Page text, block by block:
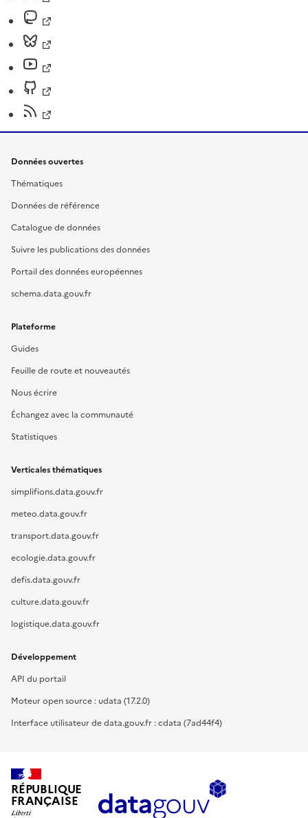
Données ouvertes
Thématiques
Données de référence
Catalogue de données
Suivre les publications des données
Portail des données européennes
schema.data.gouv.fr
Plateforme
Guides
Feuille de route et nouveautés
Nous écrire
Échangez avec la communauté
Statistiques
Verticales thématiques
simplifions.data.gouv.fr
meteo.data.gouv.fr
transport.data.gouv.fr
ecologie.data.gouv.fr
defis.data.gouv.fr
culture.data.gouv.fr
logistique.data.gouv.fr
Développement
API du portail
Moteur open source : udata (17.2.0)
Interface utilisateur de data.gouv.fr : cdata (7ad44f4)
RÉPUBLIQUE
FRANÇAISE